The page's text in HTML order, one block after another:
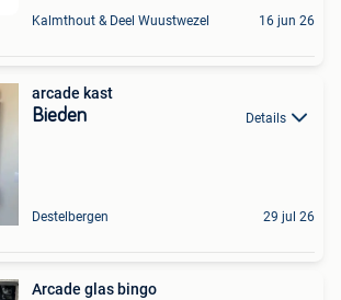
Kalmthout & Deel Wuustwezel 16 jun 26
arcade kast
Bieden Details
Destelbergen 29 jul 26
Arcade glas bingo